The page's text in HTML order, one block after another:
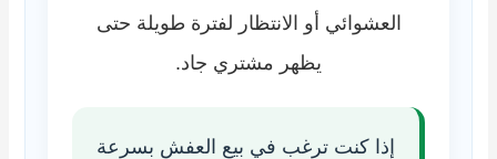
العشوائي أو الانتظار لفترة طويلة حتى
يظهر مشتري جاد.
إذا كنت ترغب في بيع العفش بسرعة